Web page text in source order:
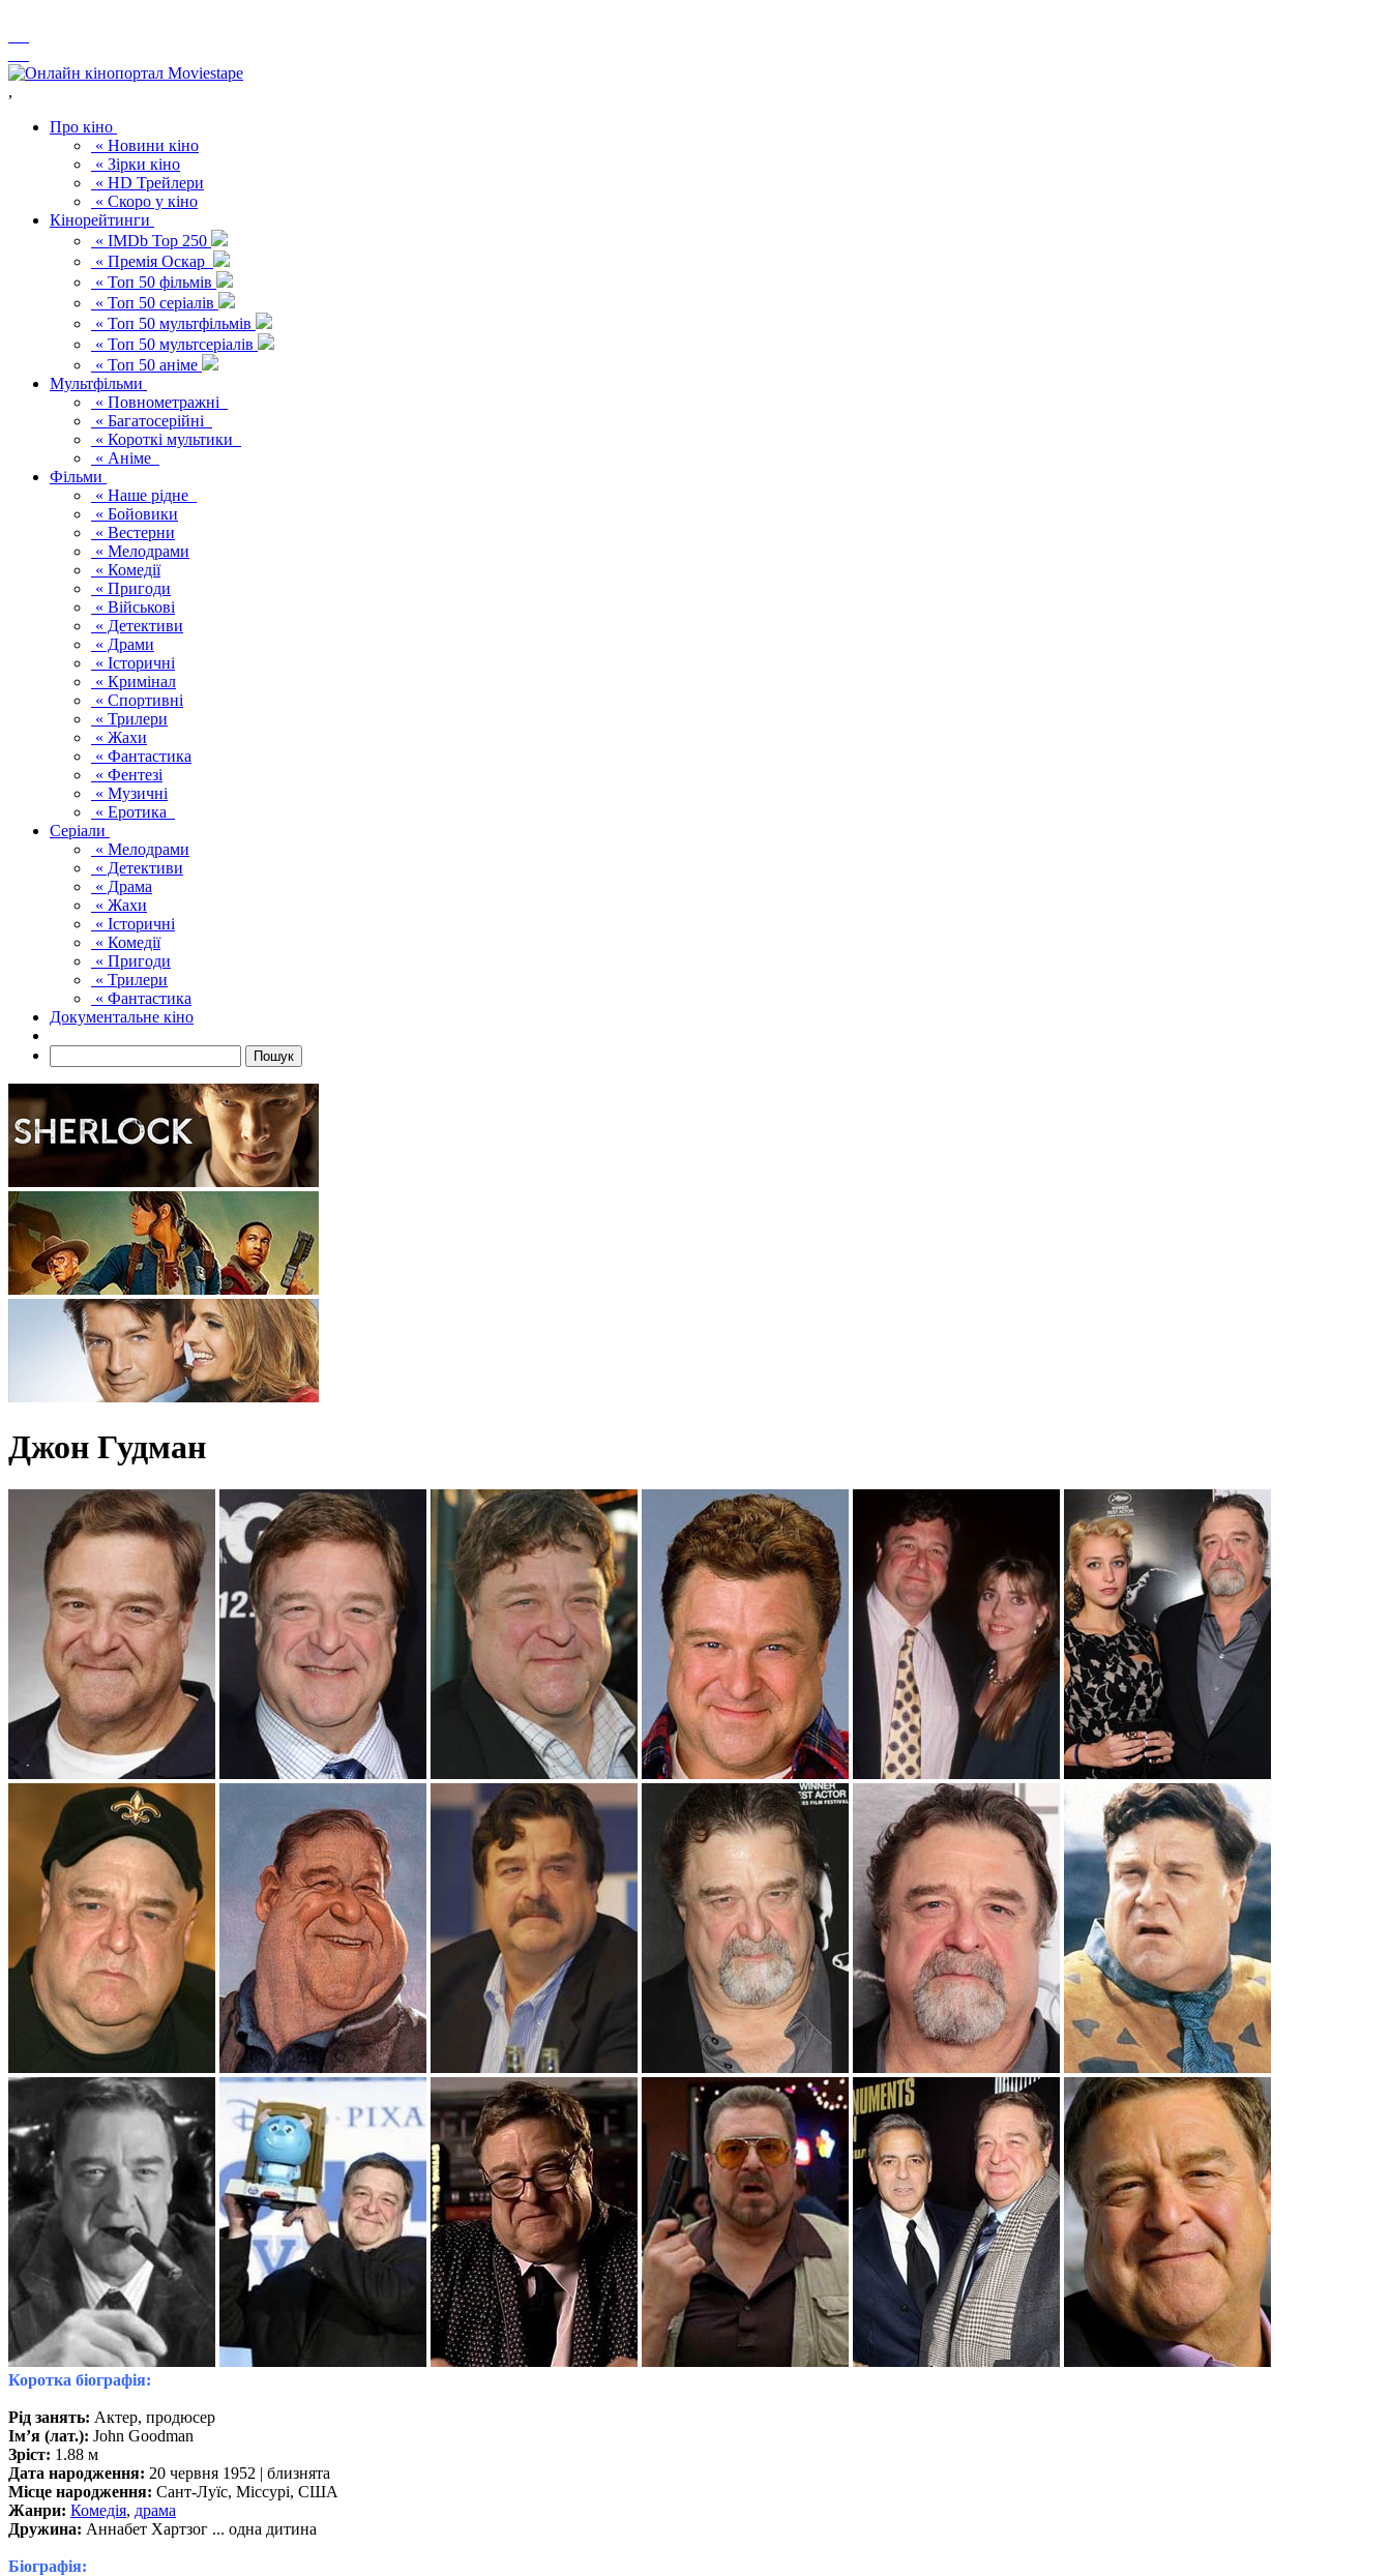
,
Про кіно
« Новини кіно
« Зірки кіно
« HD Трейлери
« Скоро у кіно
Кінорейтинги
« IMDb Top 250
« Премія Оскар
« Топ 50 фільмів
« Топ 50 серіалів
« Топ 50 мультфільмів
« Топ 50 мультсеріалів
« Топ 50 аніме
Мультфільми
« Повнометражні
« Багатосерійні
« Короткі мультики
« Аніме
Фільми
« Наше рідне
« Бойовики
« Вестерни
« Мелодрами
« Комедії
« Пригоди
« Військові
« Детективи
« Драми
« Історичні
« Кримінал
« Спортивні
« Трилери
« Жахи
« Фантастика
« Фентезі
« Музичні
« Еротика
Серіали
« Мелодрами
« Детективи
« Драма
« Жахи
« Історичні
« Комедії
« Пригоди
« Трилери
« Фантастика
Документальне кіно
Пошук
Джон Гудман
Коротка біографія:
Рід занять: Актер, продюсер
Ім’я (лат.): John Goodman
Зріст: 1.88 м
Дата народження: 20 червня 1952 | близнята
Місце народження: Сант-Луїс, Міссурі, США
Жанри: Комедія, драма
Дружина: Аннабет Хартзог ... одна дитина
Біографія: